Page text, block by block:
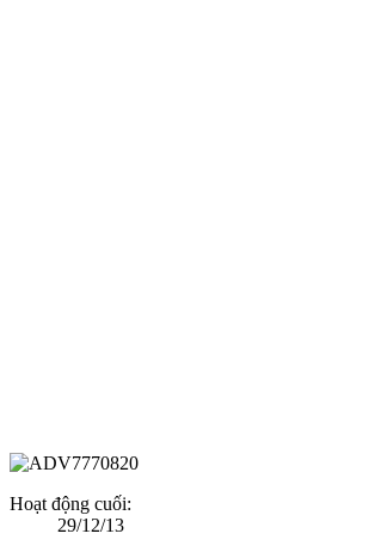
Hoạt động cuối:
29/12/13